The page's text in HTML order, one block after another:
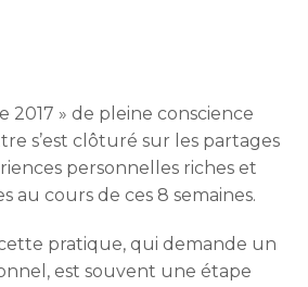
2017 » de pleine conscience
s’est clôturé sur les partages
personnelles riches et
au cours de ces 8 semaines.
pratique, qui demande un
est souvent une étape